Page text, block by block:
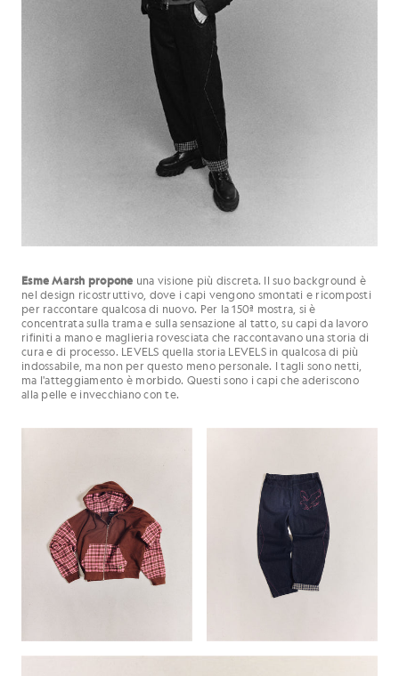
Esme Marsh propone una visione più discreta. Il suo background è
nel design ricostruttivo, dove i capi vengono smontati e ricomposti
per raccontare qualcosa di nuovo. Per la 150ª mostra, si è
concentrata sulla trama e sulla sensazione al tatto, su capi da lavoro
rifiniti a mano e maglieria rovesciata che raccontavano una storia di
cura e di processo. LEVELS quella storia LEVELS in qualcosa di più
indossabile, ma non per questo meno personale. I tagli sono netti,
ma l'atteggiamento è morbido. Questi sono i capi che aderiscono
alla pelle e invecchiano con te.